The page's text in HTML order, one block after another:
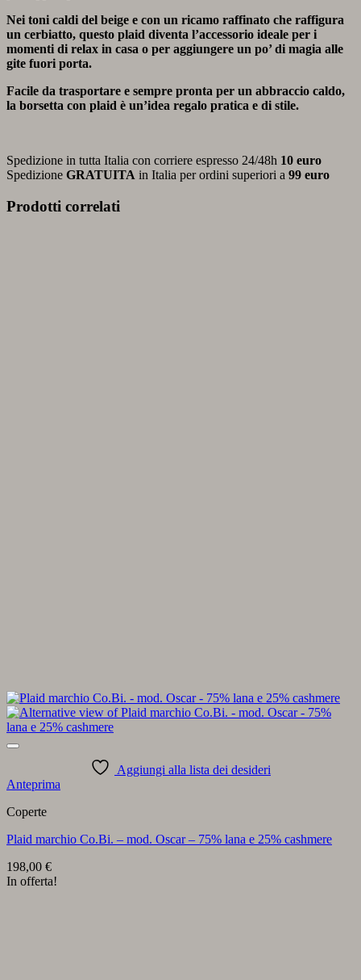
Nei toni caldi del beige e con un ricamo raffinato che raffigura
un cerbiatto, questo plaid diventa l’accessorio ideale per i
momenti di relax in casa o per aggiungere un po’ di magia alle
gite fuori porta.
Facile da trasportare e sempre pronta per un abbraccio caldo,
la borsetta con plaid è un’idea regalo pratica e di stile.
Spedizione in tutta Italia con corriere espresso 24/48h 10 euro
Spedizione GRATUITA in Italia per ordini superiori a 99 euro
Prodotti correlati
Aggiungi alla lista dei desideri
Anteprima
Coperte
Plaid marchio Co.Bi. – mod. Oscar – 75% lana e 25% cashmere
198,00 €
In offerta!